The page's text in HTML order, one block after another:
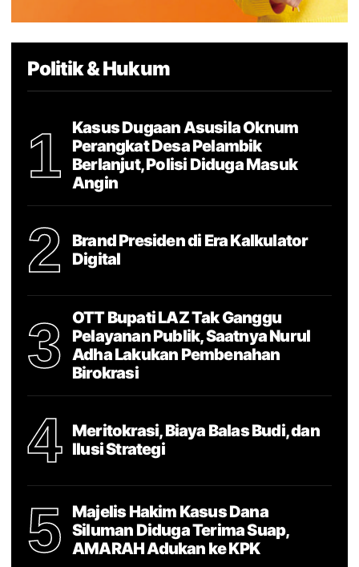
Politik & Hukum
1
Kasus Dugaan Asusila Oknum
Perangkat Desa Pelambik
Berlanjut, Polisi Diduga Masuk
Angin
2
Brand Presiden di Era Kalkulator
Digital
3
OTT Bupati LAZ Tak Ganggu
Pelayanan Publik, Saatnya Nurul
Adha Lakukan Pembenahan
Birokrasi
4
Meritokrasi, Biaya Balas Budi, dan
Ilusi Strategi
5
Majelis Hakim Kasus Dana
Siluman Diduga Terima Suap,
AMARAH Adukan ke KPK